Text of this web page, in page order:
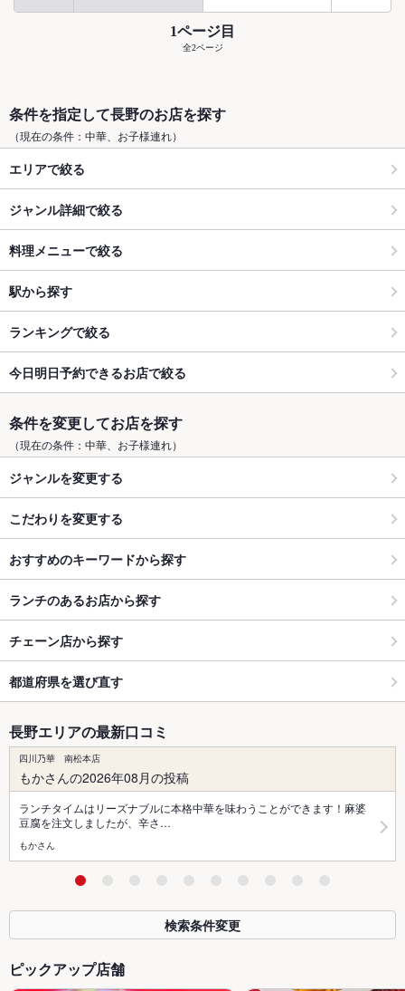
1ページ目
全2ページ
条件を指定して長野のお店を探す
（現在の条件：中華、お子様連れ）
エリアで絞る
ジャンル詳細で絞る
料理メニューで絞る
駅から探す
ランキングで絞る
今日明日予約できるお店で絞る
条件を変更してお店を探す
（現在の条件：中華、お子様連れ）
ジャンルを変更する
こだわりを変更する
おすすめのキーワードから探す
ランチのあるお店から探す
チェーン店から探す
都道府県を選び直す
長野エリアの最新口コミ
四川乃華 南松本店
もかさんの2026年08月の投稿
ランチタイムはリーズナブルに本格中華を味わうことができます！麻婆
豆腐を注文しましたが、辛さ…
もかさん
検索条件変更
ピックアップ店舗